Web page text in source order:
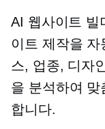
AI 웹사이트 빌
이트 제작을 자
스, 업종, 디자
을 분석하여 맞
합니다.